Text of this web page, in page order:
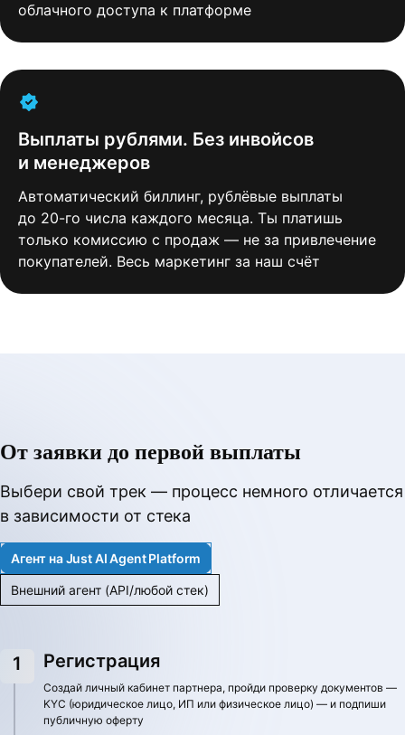
облачного доступа к платформе
Выплаты рублями. Без инвойсов
и менеджеров
Автоматический биллинг, рублёвые выплаты
до 20-го числа каждого месяца. Ты платишь
только комиссию с продаж — не за привлечение
покупателей. Весь маркетинг за наш счёт
От заявки до первой выплаты
Выбери свой трек — процесс немного отличается
в зависимости от стека
Агент на Just AI Agent Platform
Внешний агент (API/любой стек)
Регистрация
Создай личный кабинет партнера, пройди проверку документов —
KYC (юридическое лицо, ИП или физическое лицо) — и подпиши
публичную оферту
Регистрация
Создай личный кабинет партнера, пройди проверку документов —
KYC (юридическое лицо, ИП или физическое лицо) — и подпиши
публичную оферту